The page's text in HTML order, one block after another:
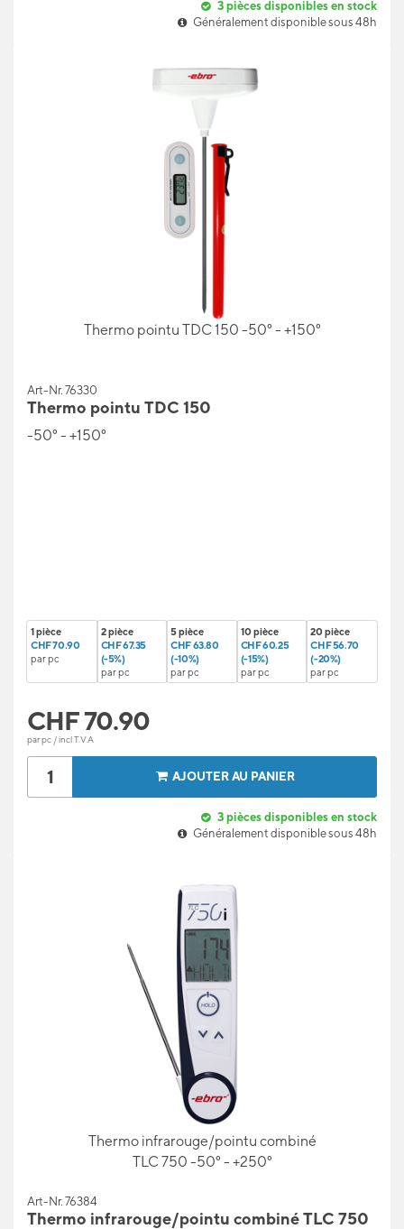
3 pièces disponibles en stock
Généralement disponible sous 48h
Thermo pointu TDC 150 -50° - +150°
Art-Nr. 76330
Thermo pointu TDC 150
-50° - +150°
1 pièce
CHF 70.90
par pc
2 pièce
CHF 67.35
(-5%)
par pc
5 pièce
CHF 63.80
(-10%)
par pc
10 pièce
CHF 60.25
(-15%)
par pc
20 pièce
CHF 56.70
(-20%)
par pc
CHF70.90
par pc / incl T.V.A
AJOUTER AU PANIER
3 pièces disponibles en stock
Généralement disponible sous 48h
Thermo infrarouge/pointu combiné
TLC 750 -50° - +250°
Art-Nr. 76384
Thermo infrarouge/pointu combiné TLC 750